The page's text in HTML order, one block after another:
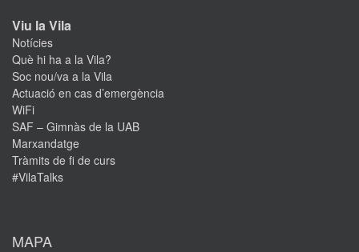
Viu la Vila
Notícies
Què hi ha a la Vila?
Soc nou/va a la Vila
Actuació en cas d’emergència
WiFi
SAF – Gimnàs de la UAB
Marxandatge
Tràmits de fi de curs
#VilaTalks
MAPA